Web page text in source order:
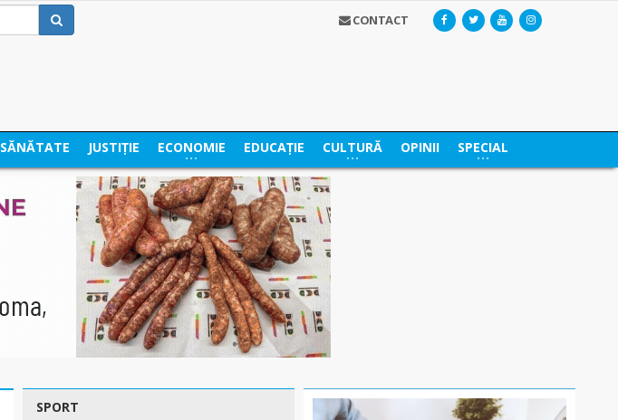
CONTACT
SĂNĂTATE JUSTIȚIE ECONOMIE EDUCAȚIE CULTURĂ OPINII SPECIAL
SPORT